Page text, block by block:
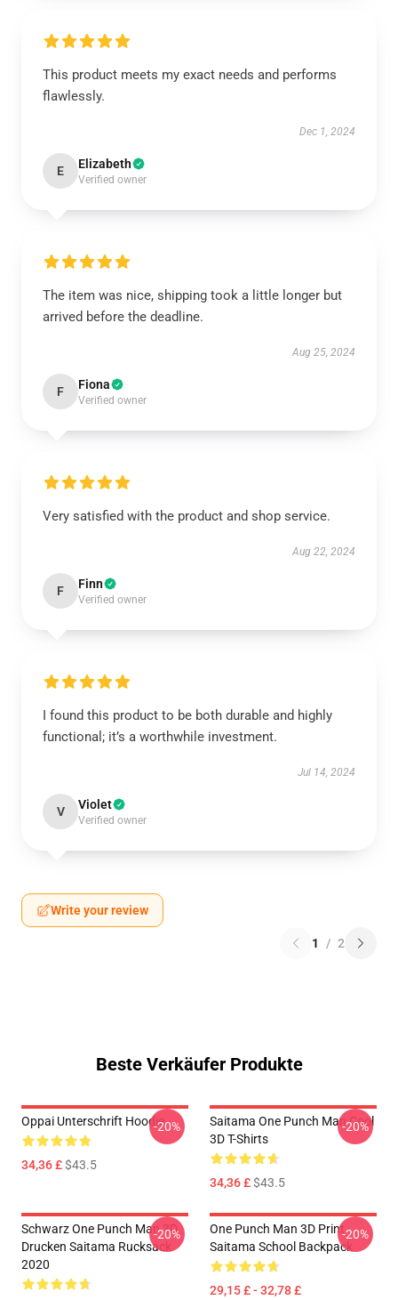
This product meets my exact needs and performs
flawlessly.
Dec 1, 2024
E Elizabeth
Verified owner
The item was nice, shipping took a little longer but
arrived before the deadline.
Aug 25, 2024
F Fiona
Verified owner
Very satisfied with the product and shop service.
Aug 22, 2024
F Finn
Verified owner
I found this product to be both durable and highly
functional; it’s a worthwhile investment.
Jul 14, 2024
V Violet
Verified owner
Write your review
1 / 2
Beste Verkäufer Produkte
Oppai Unterschrift Hoodie
34,36 £$43.5
-20%
Saitama One Punch Man Cool
3D T-Shirts
34,36 £$43.5
-20%
Schwarz One Punch Man 3D
Drucken Saitama Rucksack
2020
-20%
One Punch Man 3D Print
Saitama School Backpack
29,15 £ - 32,78 £
-20%